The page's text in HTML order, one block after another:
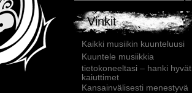
Vinkit
Kaikki musiikin kuunteluusi
Kuuntele musiikkia
tietokoneeltasi – hanki hyvät
kaiuttimet
Kansainvälisesti menestyvä